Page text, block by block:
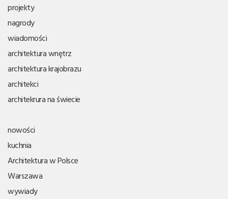
projekty
nagrody
wiadomości
architektura wnętrz
architektura krajobrazu
architekci
architekrura na świecie
nowości
kuchnia
Architektura w Polsce
Warszawa
wywiady